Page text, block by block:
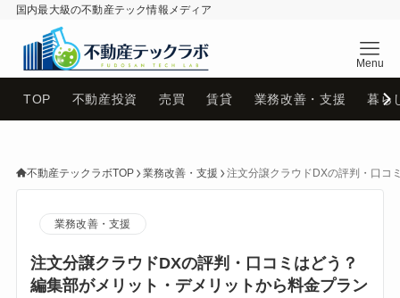
国内最大級の不動産テック情報メディア
不動産テックラボ
TOP 不動産投資 売買 賃貸 業務改善・支援 暮ら
不動産テックラボTOP 業務改善・支援 注文分譲クラウドDXの評判・口コ
業務改善・支援
注文分譲クラウドDXの評判・口コミはどう？
編集部がメリット・デメリットから料金プラン